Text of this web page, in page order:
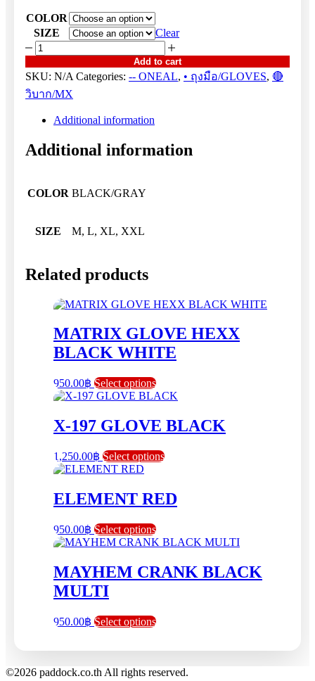
COLOR
SIZE
Clear
MATRIX
GLOVE
DIRT
BLACK
GRAY
Add to cart
SKU: N/A Categories: -- ONEAL, • ถุงมือ/GLOVES, 🔴
วิบาก/MX
Additional information
Additional information
COLOR BLACK/GRAY
SIZE M, L, XL, XXL
Related products
MATRIX GLOVE HEXX
BLACK WHITE
950.00฿ Select optionsThis
product
multiple
variants.
options
chosen
on
product
page
X-197 GLOVE BLACK
1,250.00฿ Select optionsThis
multiple
variants.
may
chosen
on
ELEMENT RED
950.00฿ Select optionsThis
product
multiple
variants.
may
on
MAYHEM CRANK BLACK
MULTI
950.00฿ Select optionsThis
variants.
©2026 paddock.co.th All rights reserved.